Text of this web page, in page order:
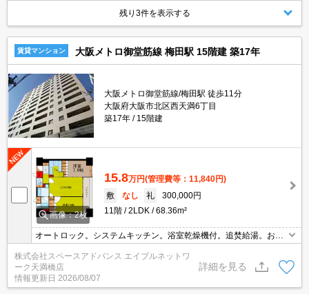
残り3件を表示する
賃貸マンション 大阪メトロ御堂筋線 梅田駅 15階建 築17年
大阪メトロ御堂筋線/梅田駅 徒歩11分
大阪府大阪市北区西天満6丁目
築17年
15階建
画像：2枚
15.8万円(管理費等：11,840円)
敷
なし 礼
300,000円
11階
2LDK 68.36m²
オートロック。システムキッチン。浴室乾燥機付。追焚給湯。お問
い合わせはエイブルネットワーク天満橋店まで 電話番号：06-479
0-2228
株式会社スペースアドバンス エイブルネットワ
ーク天満橋店
情報更新日 2026/08/07
詳細を見る